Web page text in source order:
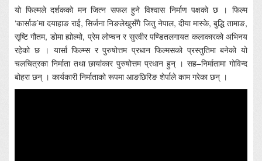
यो फिल्मले दर्शकको मन जित्न सफल हुने विश्वास निर्माण पक्षको छ । फिल्म
‘कार्साङ’मा दयाहाङ राई, सिर्जना निङलेखुसँगै जितु नेपाल, दीया मास्के, बुद्धि तामाङ,
सृष्टि गौतम, डोमा ह्योल्मो, प्रेम लोप्चन र सुरवीर पण्डितलगायत कलाकारको अभिनय
रहेको छ । यार्सा फिल्म्स र पुरुषोत्तम प्रधान फिल्मसको प्रस्तुतिमा बनेको यो
चलचित्रका निर्माता तथा छायांकार पुरुषोत्तम प्रधान हुन् । सह–निर्मातामा गोविन्द
बोहरा छन् । कार्यकारी निर्माताको रूपमा आङछिरिङ शेर्पाले काम गरेका छन् ।